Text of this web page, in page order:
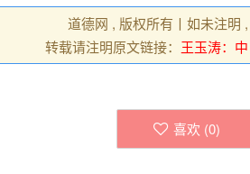
道德网 , 版权所有丨如未注明
转载请注明原文链接： 王玉涛：
喜欢 (0)